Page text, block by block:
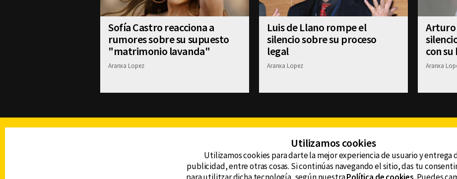
Sofía Castro reacciona a
rumores sobre su supuesto
"matrimonio lavanda"
Aranxa Lopez
Luis de Llano rompe el
silencio sobre su proceso
legal
Aranxa Lopez
Arturo
con su
Aranxa
DERECHOS RESERVADOS © CANAL 6 2026
CONTACTO
Utilizamos cookies
Utilizamos cookies para darte la mejor experiencia de usuario y entrega
publicidad, entre otras cosas. Si continúas navegando el sitio, das tu